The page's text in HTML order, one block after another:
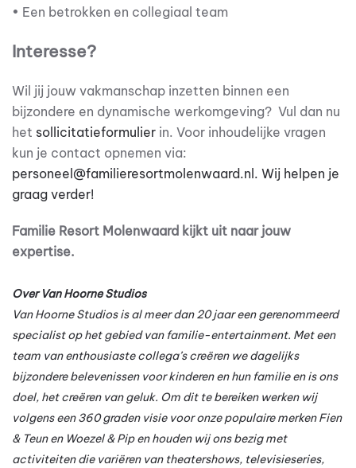
• Een betrokken en collegiaal team
Interesse?
Wil jij jouw vakmanschap inzetten binnen een
bijzondere en dynamische werkomgeving? Vul dan nu
het sollicitatieformulier in. Voor inhoudelijke vragen
kun je contact opnemen via:
personeel@familieresortmolenwaard.nl . Wij helpen je
graag verder!
Familie Resort Molenwaard kijkt uit naar jouw
expertise.
Over Van Hoorne Studios
Van Hoorne Studios is al meer dan 20 jaar een gerenommeerd
specialist op het gebied van familie-entertainment. Met een
team van enthousiaste collega’s creëren we dagelijks
bijzondere belevenissen voor kinderen en hun familie en is ons
doel, het creëren van geluk. Om dit te bereiken werken wij
volgens een 360 graden visie voor onze populaire merken Fien
& Teun en Woezel & Pip en houden wij ons bezig met
activiteiten die variëren van theatershows, televisieseries,